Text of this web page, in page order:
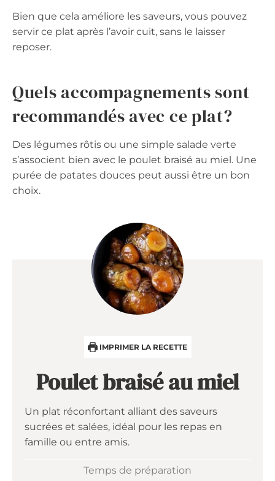
Bien que cela améliore les saveurs, vous pouvez
servir ce plat après l’avoir cuit, sans le laisser
reposer.
Quels accompagnements sont
recommandés avec ce plat?
Des légumes rôtis ou une simple salade verte
s’associent bien avec le poulet braisé au miel. Une
purée de patates douces peut aussi être un bon
choix.
IMPRIMER LA RECETTE
Poulet braisé au miel
Un plat réconfortant alliant des saveurs
sucrées et salées, idéal pour les repas en
famille ou entre amis.
Temps de préparation